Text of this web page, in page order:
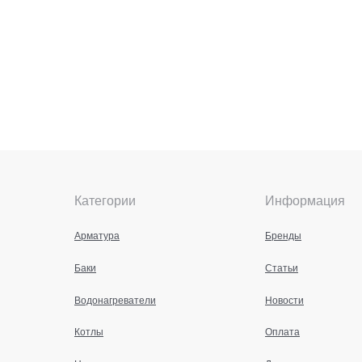
Категории
Арматура
Баки
Водонагреватели
Котлы
Информация
Бренды
Статьи
Новости
Оплата